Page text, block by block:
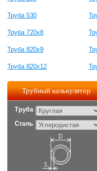
Труба 530
Труба 720х8
Труба 820х9
Труба 820х12
Трубный калькулятор
Труба
Сталь